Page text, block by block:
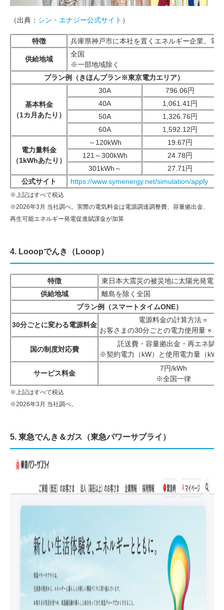
（出典： シン・エナジー公式サイト ）
特徴 兵庫県神戸市に本社を置くエネルギー企業。電
供給地域
全国
※一部地域除く
プラン例（きほんプラン※東京電力エリア）
基本料金
（1カ月あたり）
30A
796.06円
40A
1,061.41円
50A
1,326.76円
60A
1,592.12円
電力量料金
（1kWhあたり）
～120kWh
19.67円
121～300kWh
24.78円
301kWh～
27.71円
公式サイト
https://www.symenergy.net/simulation/apply
※上記はすべて税込
※2026年3月 当社調べ。実際の電気料金は電源調達調整費、容量拠出金、
再生可能エネルギー発電促進賦課金が加算
4. Looopでんき（Looop）
特徴
東日本大震災の被災地に太陽光発電
供給地域
離島を除く全国
プラン例（スマートタイムONE）
30分ごとに変わる電源料金
電源料金の計算方法＝
お客さまの30分ごとの電力使用量 ×｛
国の制度対応費
託送費・容量拠出金・再エネ賦課
※契約電力（kW）と使用電力量（kWh
サービス料金
7円/kWh
※全国一律
※上記はすべて税込
※2026年3月 当社調べ。
5. 東急でんき＆ガス（東急パワーサプライ）